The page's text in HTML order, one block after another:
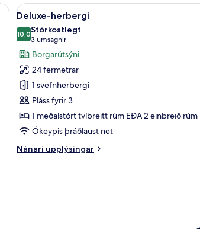
öryggishólf í herbergi, skrifborð
Skoða
allar
myndir
fyrir
Deluxe-
herbergi
Deluxe-herbergi |
4
Deluxe-herbergi
10,010,0 af 10
Stórkostlegt
3 umsagnir
(3
umsagnir)
Borgarútsýni
24 fermetrar
1 svefnherbergi
Pláss fyrir 3
1 meðalstórt tvíbreitt rúm EÐA 2 einbreið rúm
Ókeypis þráðlaust net
Nánari upplýsingar
Nánari